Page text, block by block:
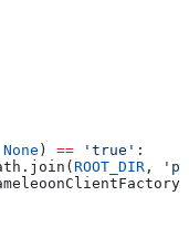
None ) == 'true' :
ROOT_DIR ,